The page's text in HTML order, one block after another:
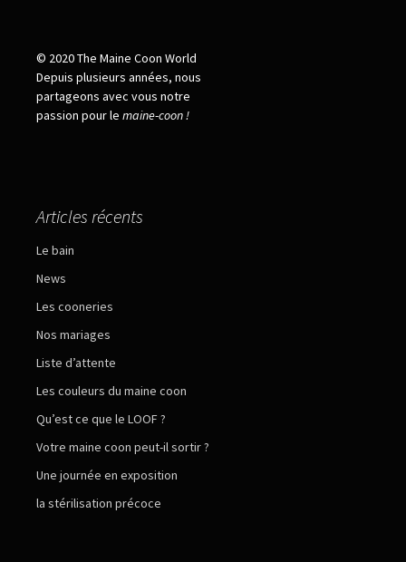
© 2020 The Maine Coon World
Depuis plusieurs années, nous
partageons avec vous notre
passion pour le maine-coon !
Articles récents
Le bain
News
Les cooneries
Nos mariages
Liste d’attente
Les couleurs du maine coon
Qu’est ce que le LOOF ?
Votre maine coon peut-il sortir ?
Une journée en exposition
la stérilisation précoce